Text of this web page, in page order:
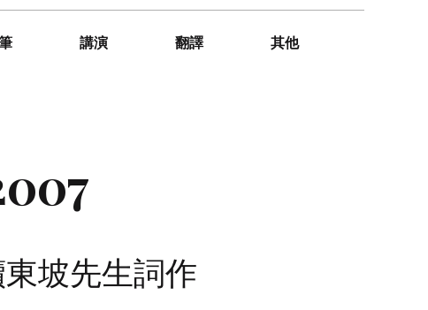
講演 翻譯 其他
東坡先生詞作